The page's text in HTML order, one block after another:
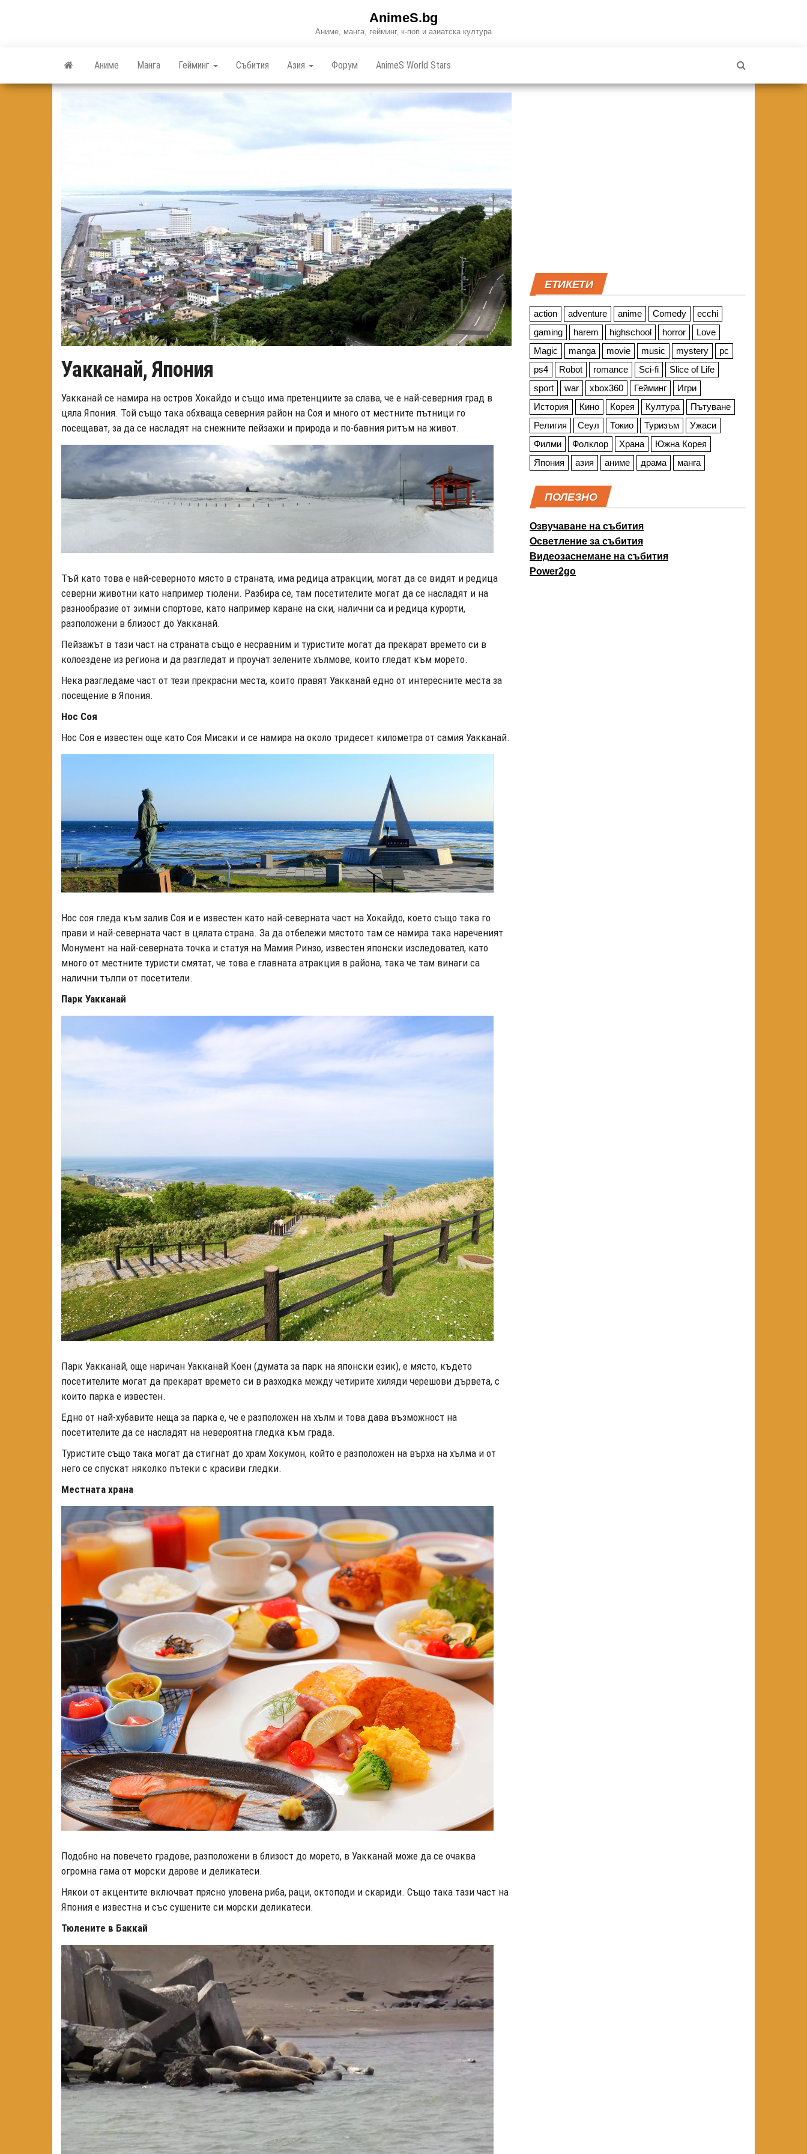
AnimeS.bg
Аниме, манга, гейминг, к-поп и азиатска култура
Аниме Манга Гейминг Събития Азия Форум AnimeS World Stars
Уакканай, Япония
Уакканай се намира на остров Хокайдо и също има претенциите за слава, че е най-северния град в
цяла Япония. Той също така обхваща северния район на Соя и много от местните пътници го
посещават, за да се насладят на снежните пейзажи и природа и по-бавния ритъм на живот.
Тъй като това е най-северното място в страната, има редица атракции, могат да се видят и редица
северни животни като например тюлени. Разбира се, там посетителите могат да се насладят и на
разнообразие от зимни спортове, като например каране на ски, налични са и редица курорти,
разположени в близост до Уакканай.
Пейзажът в тази част на страната също е несравним и туристите могат да прекарат времето си в
колоездене из региона и да разгледат и проучат зелените хълмове, които гледат към морето.
Нека разгледаме част от тези прекрасни места, които правят Уакканай едно от интересните места за
посещение в Япония.
Нос Соя
Нос Соя е известен още като Соя Мисаки и се намира на около тридесет километра от самия Уакканай.
Нос соя гледа към залив Соя и е известен като най-северната част на Хокайдо, което също така го
прави и най-северната част в цялата страна. За да отбележи мястото там се намира така нареченият
Монумент на най-северната точка и статуя на Мамия Ринзо, известен японски изследовател, като
много от местните туристи смятат, че това е главната атракция в района, така че там винаги са
налични тълпи от посетители.
Парк Уакканай
Парк Уакканай, още наричан Уакканай Коен (думата за парк на японски език), е място, където
посетителите могат да прекарат времето си в разходка между четирите хиляди черешови дървета, с
които парка е известен.
Едно от най-хубавите неща за парка е, че е разположен на хълм и това дава възможност на
посетителите да се насладят на невероятна гледка към града.
Туристите също така могат да стигнат до храм Хокумон, който е разположен на върха на хълма и от
него се спускат няколко пътеки с красиви гледки.
Местната храна
Подобно на повечето градове, разположени в близост до морето, в Уакканай може да се очаква
огромна гама от морски дарове и деликатеси.
Някои от акцентите включват прясно уловена риба, раци, октоподи и скариди. Също така тази част на
Япония е известна и със сушените си морски деликатеси.
Тюлените в Баккай
ЕТИКЕТИ
action adventure anime Comedy
ecchi
gaming
harem highschool horror
Love
Magic
manga movie music mystery
pc
ps4
Robot romance Sci-fi
Slice of Life
sport
war xbox360 Гейминг
Игри
История
Кино Корея Култура
Пътуване
Религия
Сеул Токио Туризъм
Ужаси
Филми
Фолклор Храна
Южна Корея
Япония
азия аниме драма манга
ПОЛЕЗНО
Озвучаване на събития
Осветление за събития
Видеозаснемане на събития
Power2go